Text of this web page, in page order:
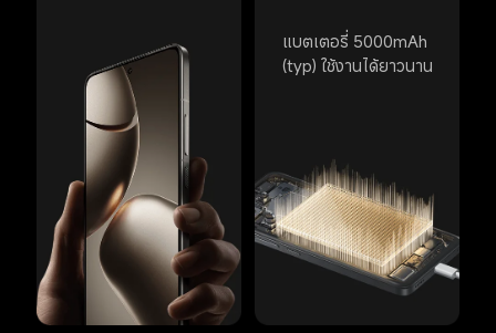
แบตเตอรี่ 5000mAh
(typ) ใช้งานได้ยาวนาน